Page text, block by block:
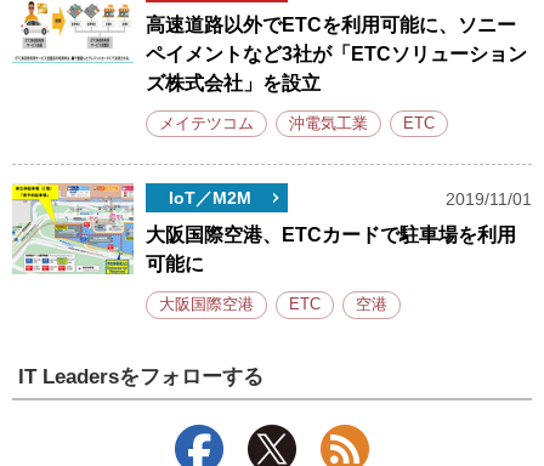
高速道路以外でETCを利用可能に、ソニー
ペイメントなど3社が「ETCソリューション
ズ株式会社」を設立
メイテツコム 沖電気工業 ETC
IoT／M2M 2019/11/01
大阪国際空港、ETCカードで駐車場を利用
可能に
大阪国際空港 ETC 空港
IT Leadersをフォローする